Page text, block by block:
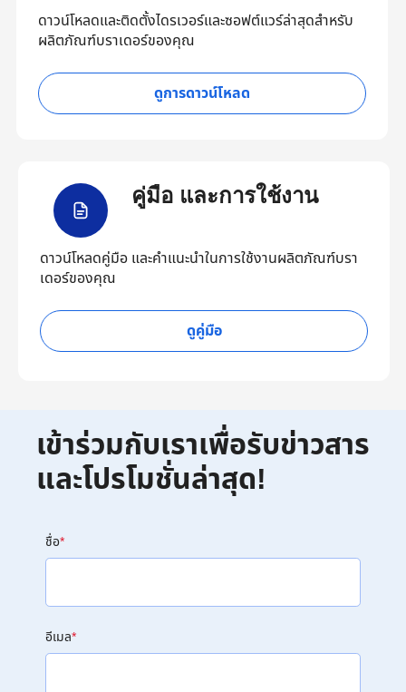
ดาวน์โหลดและติดตั้งไดรเวอร์และซอฟต์แวร์ล่าสุดสำหรับ
ผลิตภัณฑ์บราเดอร์ของคุณ
ดูการดาวน์โหลด
คู่มือ และการใช้งาน
ดาวน์โหลดคู่มือ และคำแนะนำในการใช้งานผลิตภัณฑ์บรา
เดอร์ของคุณ
ดูคู่มือ
เข้าร่วมกับเราเพื่อรับข่าวสาร
และโปรโมชั่นล่าสุด!
ชื่อ*
อีเมล*